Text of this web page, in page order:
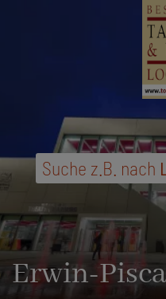
...Ort,Region,
Erwin-